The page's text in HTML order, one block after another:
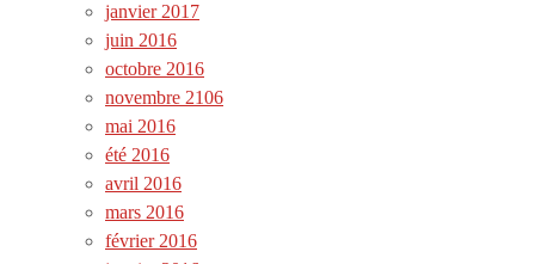
janvier 2017
juin 2016
octobre 2016
novembre 2106
mai 2016
été 2016
avril 2016
mars 2016
février 2016